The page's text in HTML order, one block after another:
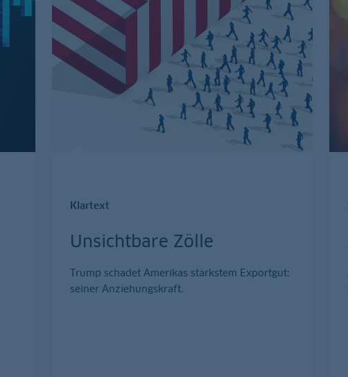
Klartext
Unsichtbare Zölle
Trump schadet Amerikas stärkstem Exportgut:
seiner Anziehungskraft.